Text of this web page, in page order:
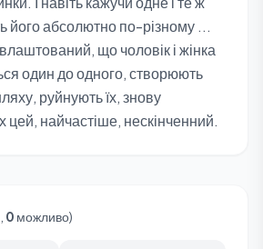
його абсолютно по-різному ...
що чоловік і жінка
один до одного, створюють
руйнують їх, знову
цей, найчастіше, нескінченний.
0 можливо)